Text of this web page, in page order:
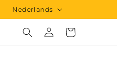
T
a
Nederlands
Inloggen
Winkelwagen